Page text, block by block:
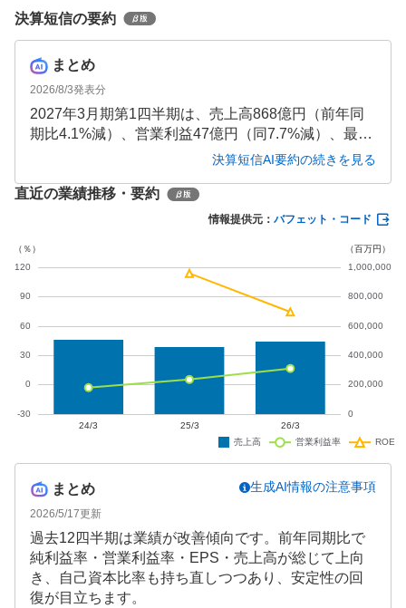
決算短信の要約
まとめ
2026/8/3発表分
2027年3月期第1四半期は、売上高868億円（前年同
期比4.1%減）、営業利益47億円（同7.7%減）、最終
利益55億円（同13.6%減）と全指標で前年同期を下
期予想も大幅な減収減益が見込まれています。
決算短信AI要約の続きを見る
直近の業績推移・要約
情報提供元： バフェット・コード
まとめ
2026/5/17更新
生成AI情報の注意事項
過去12四半期は業績が改善傾向です。前年同期比で
純利益率・営業利益率・EPS・売上高が総じて上向
き、自己資本比率も持ち直しつつあり、安定性の回
復が目立ちます。